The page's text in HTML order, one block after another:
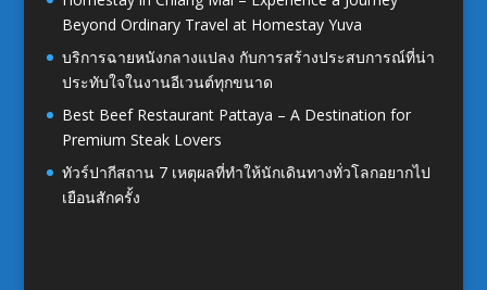
Beyond Ordinary Travel at Homestay Yuva
บริการฉายหนังกลางแปลง กับการสร้างประสบการณ์ที่น่า
ประทับใจในงานอีเวนต์ทุกขนาด
Best Beef Restaurant Pattaya – A Destination for
Premium Steak Lovers
ทัวร์ปากีสถาน 7 เหตุผลที่ทำให้นักเดินทางทั่วโลกอยากไป
เยือนสักครั้ง